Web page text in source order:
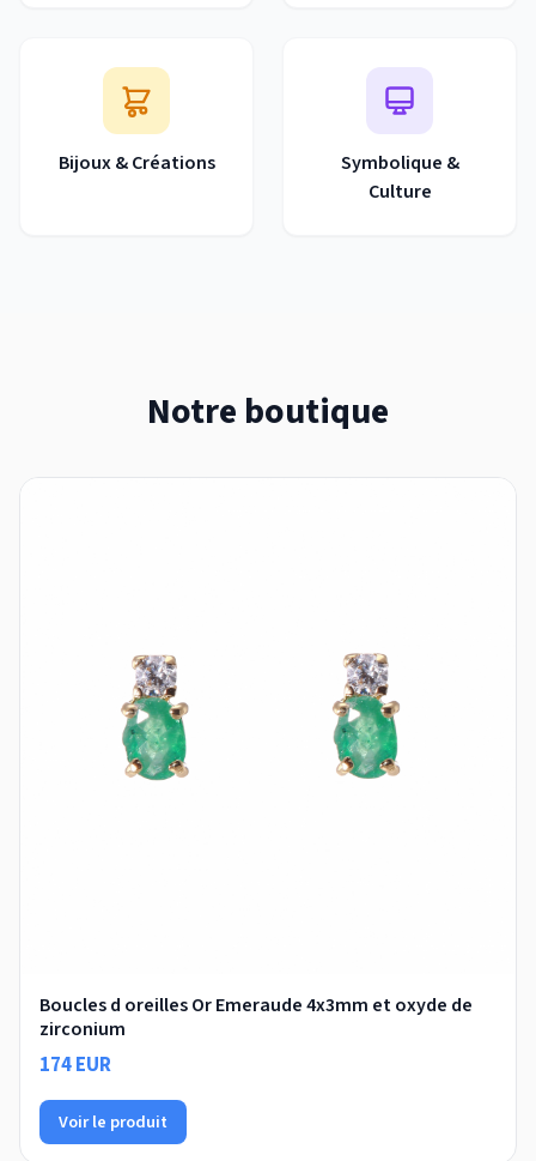
Bijoux & Créations
Symbolique &
Culture
Notre boutique
Boucles d oreilles Or Emeraude 4x3mm et oxyde de
zirconium
174 EUR
Voir le produit